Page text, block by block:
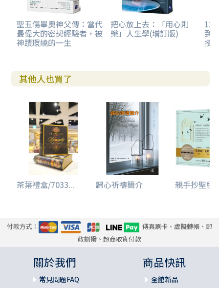
聖五傷畢奧神父傳：當代
最偉大的密契經驗者，被
神蹟環繞的一生
把心放上去：「用心則
樂」人生學(增訂版) 到
授
其他人也買了
茶葉禮盒/7033... 歸心祈禱簡介 親手抄聖經
付款方式：
傳真刷卡、虛擬轉帳、郵
政劃撥、超商取貨付款
關於我們
常見問題FAQ
商品快訊
全館新品